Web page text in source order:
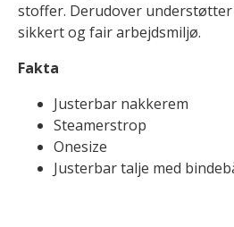
stoffer. Derudover understøtter
sikkert og fair arbejdsmiljø.
Fakta
Justerbar nakkerem
Steamerstrop
Onesize
Justerbar talje med